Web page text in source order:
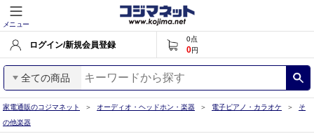
メニュー
ログイン/新規会員登録
0点
0円
全ての商品
家電通販のコジマネット オーディオ・ヘッドホン・楽器 電子ピアノ・カラオケ
そ
の他楽器